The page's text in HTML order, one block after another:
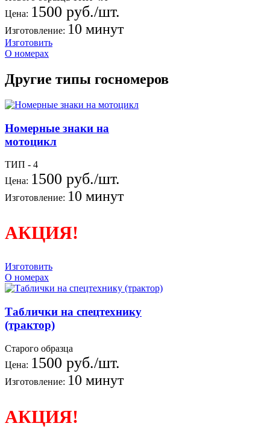
Цена: 1500 руб./шт.
Изготовление: 10 минут
Изготовить
О номерах
Другие типы госномеров
Номерные знаки на
мотоцикл
ТИП - 4
Цена: 1500 руб./шт.
Изготовление: 10 минут
АКЦИЯ!
Изготовить
О номерах
Таблички на спецтехнику
(трактор)
Старого образца
Цена: 1500 руб./шт.
Изготовление: 10 минут
АКЦИЯ!